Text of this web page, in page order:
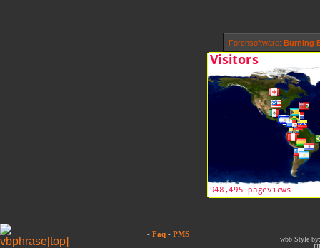
Forensoftware: Burning
- Faq - PMS
wbb Style